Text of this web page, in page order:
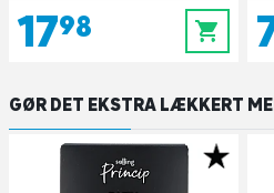
17,98 0
GØR DET EKSTRA LÆKKERT